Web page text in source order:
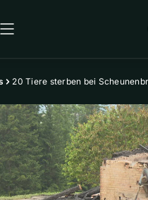
20 Tiere sterben bei